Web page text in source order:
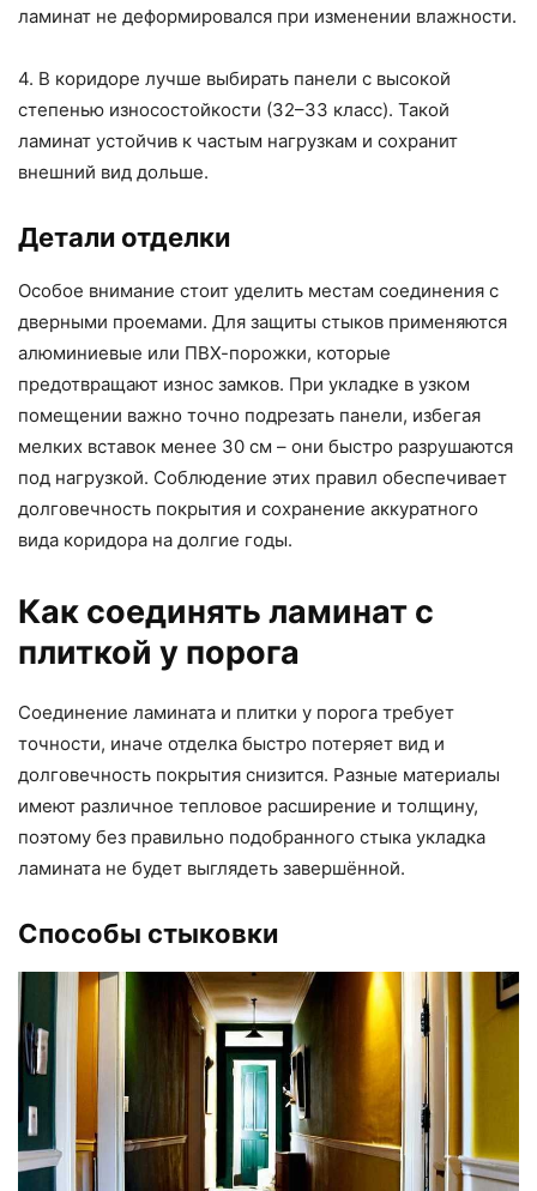
ламинат не деформировался при изменении влажности.
4. В коридоре лучше выбирать панели с высокой
степенью износостойкости (32–33 класс). Такой
ламинат устойчив к частым нагрузкам и сохранит
внешний вид дольше.
Детали отделки
Особое внимание стоит уделить местам соединения с
дверными проемами. Для защиты стыков применяются
алюминиевые или ПВХ-порожки, которые
предотвращают износ замков. При укладке в узком
помещении важно точно подрезать панели, избегая
мелких вставок менее 30 см – они быстро разрушаются
под нагрузкой. Соблюдение этих правил обеспечивает
долговечность покрытия и сохранение аккуратного
вида коридора на долгие годы.
Как соединять ламинат с
плиткой у порога
Соединение ламината и плитки у порога требует
точности, иначе отделка быстро потеряет вид и
долговечность покрытия снизится. Разные материалы
имеют различное тепловое расширение и толщину,
поэтому без правильно подобранного стыка укладка
ламината не будет выглядеть завершённой.
Способы стыковки